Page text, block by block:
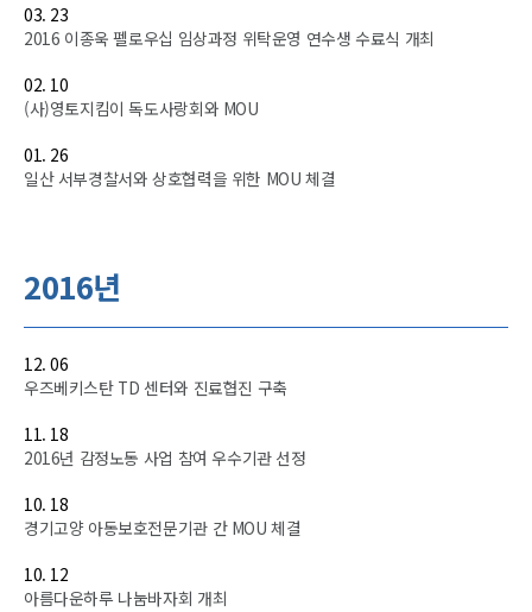
03. 23
2016 이종욱 펠로우십 임상과정 위탁운영 연수생 수료식 개최
02. 10
(사)영토지킴이 독도사랑회와 MOU
01. 26
일산 서부경찰서와 상호협력을 위한 MOU 체결
2016년
12. 06
우즈베키스탄 TD 센터와 진료협진 구축
11. 18
2016년 감정노동 사업 참여 우수기관 선정
10. 18
경기고양 아동보호전문기관 간 MOU 체결
10. 12
아름다운하루 나눔바자회 개최